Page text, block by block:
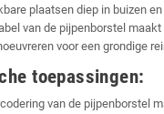
plaatsen diep in buizen
van de pijpenborstel
voor een grondige
toepassingen:
van de pijpenborstel